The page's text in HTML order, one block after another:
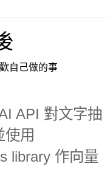
自己做的事
API 對文字抽
使用
library 作向量